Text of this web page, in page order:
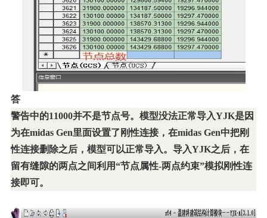
答
警告中的11000并不是节点号。模型没法正常导入YJK是因
为在midas Gen里面设置了刚性连接，在midas Gen中把刚
性连接删除之后，模型可以正常导入。导入YJK之后，在
留有缝隙的两点之间利用“节点属性-两点约束”模拟刚性连
接即可。